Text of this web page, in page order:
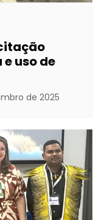
uso de
de 2025